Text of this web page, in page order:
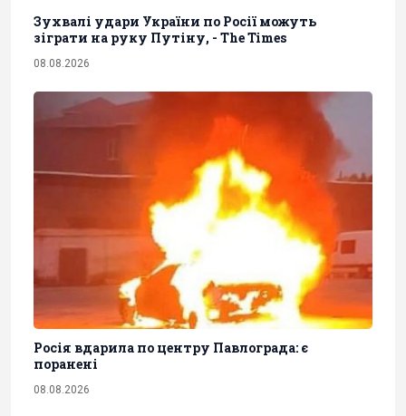
Зухвалі удари України по Росії можуть
зіграти на руку Путіну, - The Times
08.08.2026
Росія вдарила по центру Павлограда: є
поранені
08.08.2026